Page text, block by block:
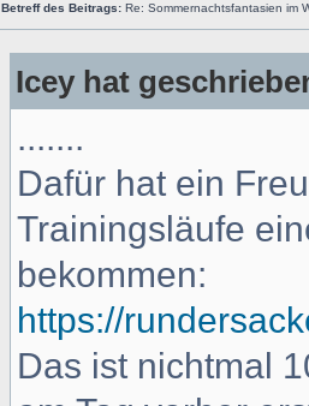
Betreff des Beitrags: Re: Sommernachtsfantasien im
Icey hat
.......
Dafür hat ein
Trainingsläufe
bekommen:
https://
Das ist nichtmal